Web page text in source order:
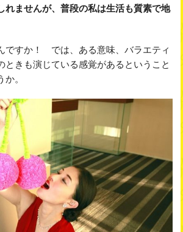
れませんが、普段の私は生活も質素で地
すか！ では、ある意味、バラエティ
ときも演じている感覚があるということ
。